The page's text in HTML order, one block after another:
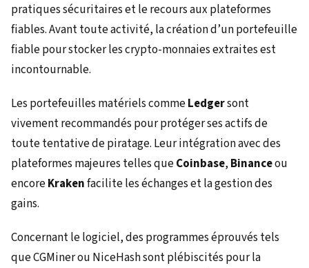
pratiques sécuritaires et le recours aux plateformes
fiables. Avant toute activité, la création d’un portefeuille
fiable pour stocker les crypto-monnaies extraites est
incontournable.
Les portefeuilles matériels commeLedgersont
vivement recommandés pour protéger ses actifs de
toute tentative de piratage. Leur intégration avec des
plateformes majeures telles queCoinbase, Binanceou
encoreKrakenfacilite les échanges et la gestion des
gains.
Concernant le logiciel, des programmes éprouvés tels
que CGMiner ou NiceHash sont plébiscités pour la